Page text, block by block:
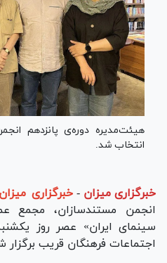
هیئت‌مدیره دوره‌ی پانزدهم
انتخاب شد.
خبرگزاری میزان - خبرگزاری میزان
انجمن مستندسازان، مجمع
اجتماعات فرهنگان قریب برگزار